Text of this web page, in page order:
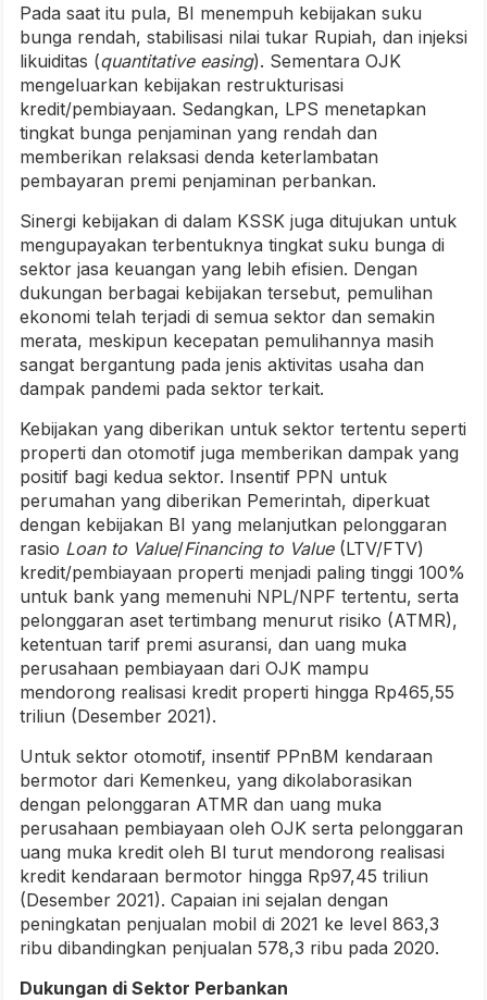
Pada saat itu pula, BI menempuh kebijakan suku
bunga rendah, stabilisasi nilai tukar Rupiah, dan injeksi
likuiditas (quantitative easing). Sementara OJK
mengeluarkan kebijakan restrukturisasi
kredit/pembiayaan. Sedangkan, LPS menetapkan
tingkat bunga penjaminan yang rendah dan
memberikan relaksasi denda keterlambatan
pembayaran premi penjaminan perbankan.
Sinergi kebijakan di dalam KSSK juga ditujukan untuk
mengupayakan terbentuknya tingkat suku bunga di
sektor jasa keuangan yang lebih efisien. Dengan
dukungan berbagai kebijakan tersebut, pemulihan
ekonomi telah terjadi di semua sektor dan semakin
merata, meskipun kecepatan pemulihannya masih
sangat bergantung pada jenis aktivitas usaha dan
dampak pandemi pada sektor terkait.
Kebijakan yang diberikan untuk sektor tertentu seperti
properti dan otomotif juga memberikan dampak yang
positif bagi kedua sektor. Insentif PPN untuk
perumahan yang diberikan Pemerintah, diperkuat
dengan kebijakan BI yang melanjutkan pelonggaran
rasio Loan to Value/Financing to Value(LTV/FTV)
kredit/pembiayaan properti menjadi paling tinggi 100%
untuk bank yang memenuhi NPL/NPF tertentu, serta
pelonggaran aset tertimbang menurut risiko (ATMR),
ketentuan tarif premi asuransi, dan uang muka
perusahaan pembiayaan dari OJK mampu
mendorong realisasi kredit properti hingga Rp465,55
triliun (Desember 2021).
Untuk sektor otomotif, insentif PPnBM kendaraan
bermotor dari Kemenkeu, yang dikolaborasikan
dengan pelonggaran ATMR dan uang muka
perusahaan pembiayaan oleh OJK serta pelonggaran
uang muka kredit oleh BI turut mendorong realisasi
kredit kendaraan bermotor hingga Rp97,45 triliun
(Desember 2021). Capaian ini sejalan dengan
peningkatan penjualan mobil di 2021 ke level 863,3
ribu dibandingkan penjualan 578,3 ribu pada 2020.
Dukungan di Sektor Perbankan